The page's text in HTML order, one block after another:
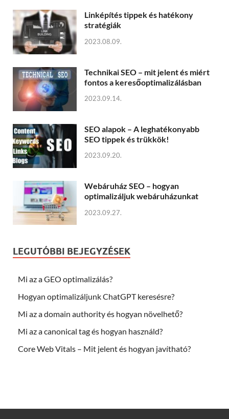
Linképítés tippek és hatékony
stratégiák
2023.08.09.
Technikai SEO – mit jelent és miért
fontos a keresőoptimalizálásban
2023.09.14.
SEO alapok – A leghatékonyabb
SEO tippek és trükkök!
2023.09.20.
Webáruház SEO – hogyan
optimalizáljuk webáruházunkat
2023.09.27.
LEGUTÓBBI BEJEGYZÉSEK
Mi az a GEO optimalizálás?
Hogyan optimalizáljunk ChatGPT keresésre?
Mi az a domain authority és hogyan növelhető?
Mi az a canonical tag és hogyan használd?
Core Web Vitals – Mit jelent és hogyan javítható?